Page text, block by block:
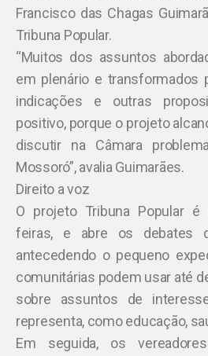
Francisco das Chagas
Tribuna Popular.
“Muitos dos assuntos
em plenário e transformados
indicações e outras
positivo, porque o projeto
discutir na Câmara
Mossoró”, avalia Guimarães.
Direito a voz
O projeto Tribuna Popular é
feiras, e abre os debates
antecedendo o pequeno
comunitárias podem usar até
sobre assuntos de
representa, como educação,
Em seguida, os